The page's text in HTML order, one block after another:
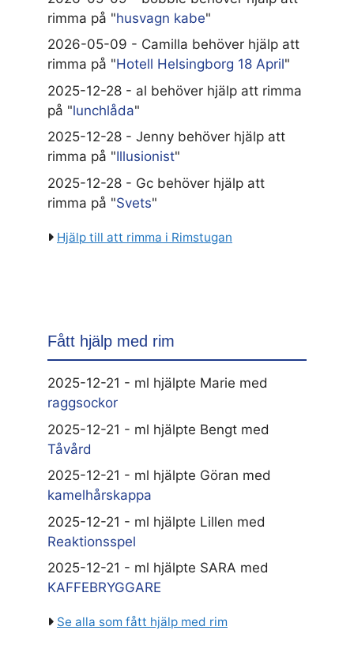
rimma på "husvagn kabe"
2026-05-09 - Camilla behöver hjälp att
rimma på "Hotell Helsingborg 18 April"
2025-12-28 - al behöver hjälp att rimma
på "lunchlåda"
2025-12-28 - Jenny behöver hjälp att
rimma på "Illusionist"
2025-12-28 - Gc behöver hjälp att
rimma på "Svets"
Hjälp till att rimma i Rimstugan
Fått hjälp med rim
2025-12-21 - ml hjälpte Marie med
raggsockor
2025-12-21 - ml hjälpte Bengt med
Tåvård
2025-12-21 - ml hjälpte Göran med
kamelhårskappa
2025-12-21 - ml hjälpte Lillen med
Reaktionsspel
2025-12-21 - ml hjälpte SARA med
KAFFEBRYGGARE
Se alla som fått hjälp med rim